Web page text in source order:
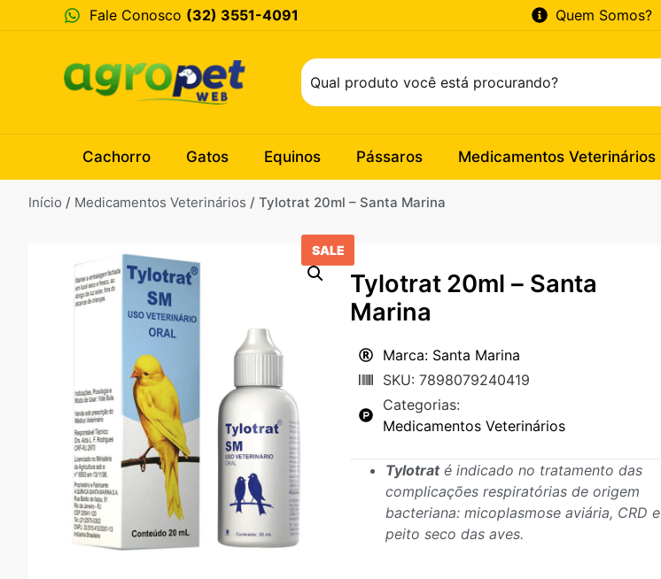
Fale Conosco (32) 3551-4091 Quem Somos?
Cachorro Gatos Equinos Pássaros Medicamentos Veterinários
Início / Medicamentos Veterinários / Tylotrat 20ml – Santa Marina
SALE
Tylotrat 20ml – Santa
Marina
Marca: Santa Marina
SKU: 7898079240419
Categorias:
Medicamentos Veterinários
Tylotraté indicado no tratamento das
complicações respiratórias de origem
bacteriana: micoplasmose aviária, CRD e
peito seco das aves.